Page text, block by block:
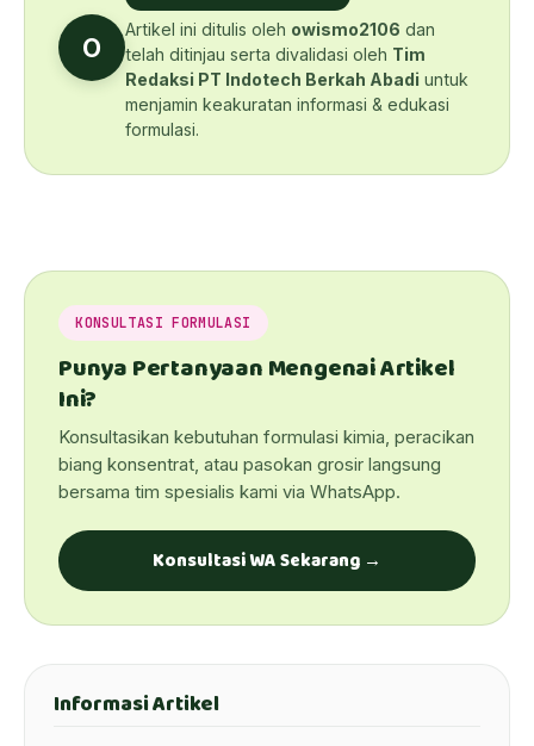
O
Artikel ini ditulis oleh owismo2106 dan
telah ditinjau serta divalidasi oleh Tim
Redaksi PT Indotech Berkah Abadi untuk
menjamin keakuratan informasi & edukasi
formulasi.
KONSULTASI FORMULASI
Punya Pertanyaan Mengenai Artikel
Ini?
Konsultasikan kebutuhan formulasi kimia, peracikan
biang konsentrat, atau pasokan grosir langsung
bersama tim spesialis kami via WhatsApp.
Konsultasi WA Sekarang →
Informasi Artikel